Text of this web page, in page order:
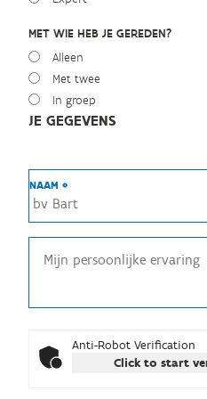
MET WIE HEB JE GEREDEN?
Alleen
Met twee
In groep
JE GEGEVENS
NAAM *
Anti-Robot Verification
Click to start